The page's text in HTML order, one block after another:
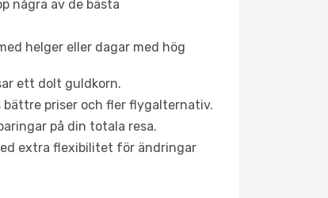
några av de bästa
helger eller dagar med hög
ett dolt guldkorn.
priser och fler flygalternativ.
på din totala resa.
extra flexibilitet för ändringar